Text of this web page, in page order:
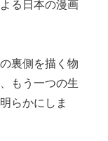
る日本の漫画
の裏側を描く物
もう一つの生
らかにしま